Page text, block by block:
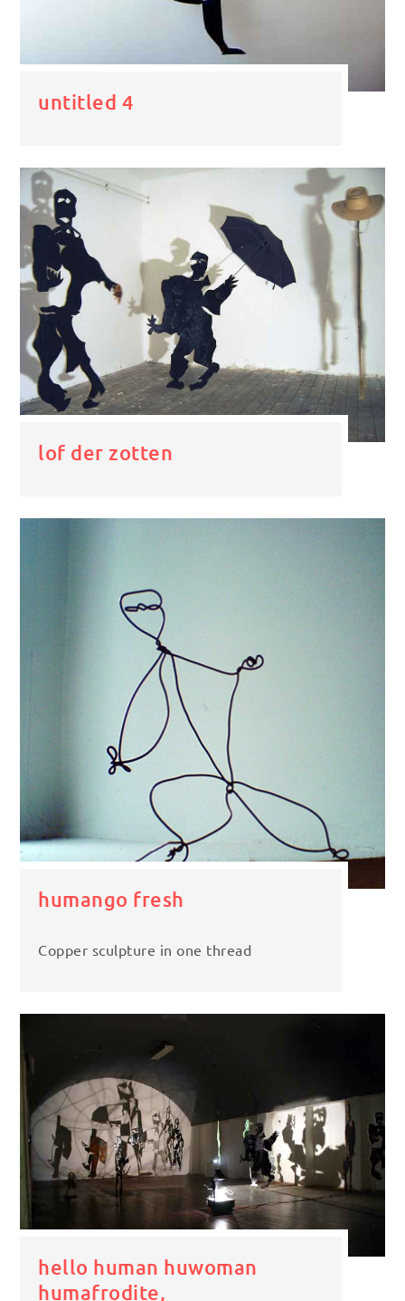
untitled 4
lof der zotten
humango fresh
Copper sculpture in one thread
hello human huwoman
humafrodite,